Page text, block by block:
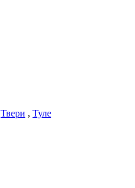
Твери , Туле